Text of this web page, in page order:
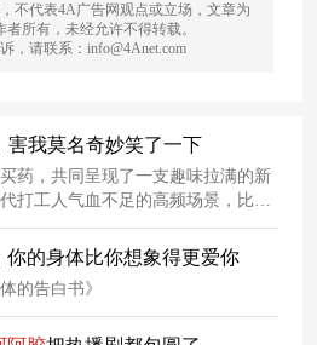
不代表4A广告网观点或立场，文章为
所有，未经允许不得转载。
，请联系：info@4Anet.com
害我莫名奇妙笑了一下
药，共同呈现了一支趣味拉满的新
打工人气血不足的高频场景，比如
头晕、夜间失眠没劲等等，通过纸
气血虚的状态。
你的身体比你想象得更爱你
体的告白书》